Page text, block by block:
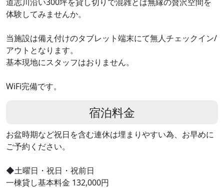
体験してみませんか。
当施設は備え付けのタブレット端末にて無人チェックイン/
アウトとなります。
基本現地にスタッフはおりません。
WiFi完備です。
宿泊料金
お盆時期など祝日を含む連休は埋まりやすい為、お早めに
ご予約ください。
◆土曜日・祝日・祝前日
一棟貸し基本料金 132,000円